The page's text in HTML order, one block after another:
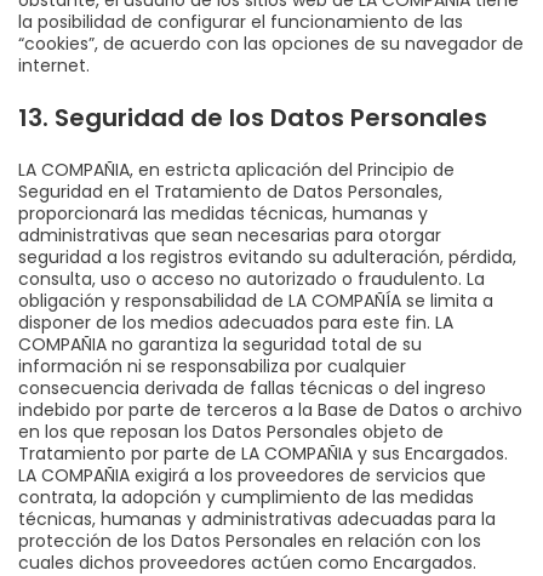
la posibilidad de configurar el funcionamiento de las
“cookies”, de acuerdo con las opciones de su navegador de
internet.
13. Seguridad de los Datos Personales
LA COMPAÑIA, en estricta aplicación del Principio de
Seguridad en el Tratamiento de Datos Personales,
proporcionará las medidas técnicas, humanas y
administrativas que sean necesarias para otorgar
seguridad a los registros evitando su adulteración, pérdida,
consulta, uso o acceso no autorizado o fraudulento. La
obligación y responsabilidad de LA COMPAÑÍA se limita a
disponer de los medios adecuados para este fin. LA
COMPAÑIA no garantiza la seguridad total de su
información ni se responsabiliza por cualquier
consecuencia derivada de fallas técnicas o del ingreso
indebido por parte de terceros a la Base de Datos o archivo
en los que reposan los Datos Personales objeto de
Tratamiento por parte de LA COMPAÑIA y sus Encargados.
LA COMPAÑIA exigirá a los proveedores de servicios que
contrata, la adopción y cumplimiento de las medidas
técnicas, humanas y administrativas adecuadas para la
protección de los Datos Personales en relación con los
cuales dichos proveedores actúen como Encargados.